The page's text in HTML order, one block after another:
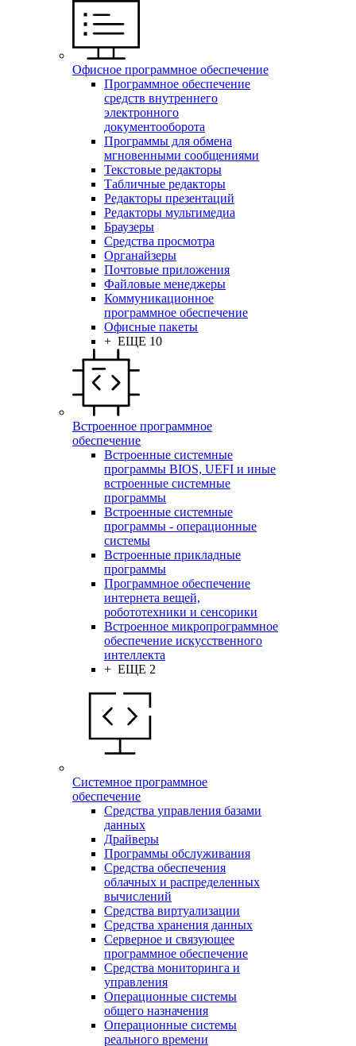
Офисное программное обеспечение
Программное обеспечение
средств внутреннего
электронного
документооборота
Программы для обмена
мгновенными сообщениями
Текстовые редакторы
Табличные редакторы
Редакторы презентаций
Редакторы мультимедиа
Браузеры
Средства просмотра
Органайзеры
Почтовые приложения
Файловые менеджеры
Коммуникационное
программное обеспечение
Офисные пакеты
+ ЕЩЕ 10
Встроенное программное
обеспечение
Встроенные системные
программы BIOS, UEFI и иные
встроенные системные
программы
Встроенные системные
программы - операционные
системы
Встроенные прикладные
программы
Программное обеспечение
интернета вещей,
робототехники и сенсорики
Встроенное микропрограммное
обеспечение искусственного
интеллекта
+ ЕЩЕ 2
Системное программное
обеспечение
Средства управления базами
данных
Драйверы
Программы обслуживания
Средства обеспечения
облачных и распределенных
вычислений
Средства виртуализации
Средства хранения данных
Серверное и связующее
программное обеспечение
Средства мониторинга и
управления
Операционные системы
общего назначения
Операционные системы
реального времени